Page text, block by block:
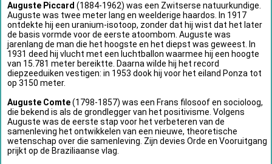
Auguste Piccard (1884-1962) was een Zwitserse natuurkundige.
Auguste was twee meter lang en weelderige haardos. In 1917
ontdekte hij een uranium-isotoop, zonder dat hij wist dat het later
de basis vormde voor de eerste atoombom. Auguste was
jarenlang de man die het hoogste en het diepst was geweest. In
1931 deed hij vlucht met een luchtballon waarmee hij een hoogte
van 15.781 meter bereiktte. Daarna wilde hij het record
diepzeeduiken vestigen: in 1953 dook hij voor het eiland Ponza tot
op 3150 meter.
Auguste Comte(1798-1857) was een Frans filosoof en socioloog,
die bekend is als de grondlegger van het positivisme. Volgens
Auguste was de eerste stap voor het verbeteren van de
samenleving het ontwikkelen van een nieuwe, theoretische
wetenschap over die samenleving. Zijn devies Orde en Vooruitgang
prijkt op de Braziliaanse vlag.